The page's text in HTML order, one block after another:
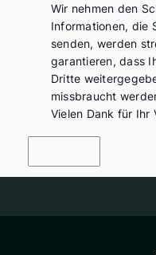
Wir nehmen den
Informationen, die
senden, werden
garantieren, dass
Dritte
missbraucht
Vielen Dank für Ihr